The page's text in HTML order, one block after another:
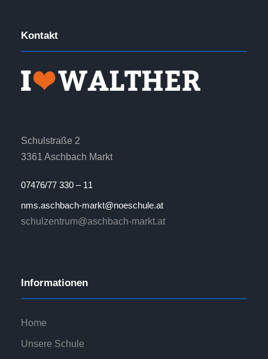
Kontakt
Schulstraße 2
3361 Aschbach Markt
07476/77 330 – 11
nms.aschbach-markt@noeschule.at
schulzentrum@aschbach-markt.at
Informationen
Home
Unsere Schule